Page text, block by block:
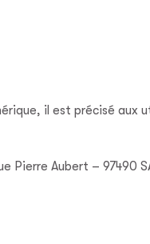
il est précisé aux
Pierre Aubert – 97490